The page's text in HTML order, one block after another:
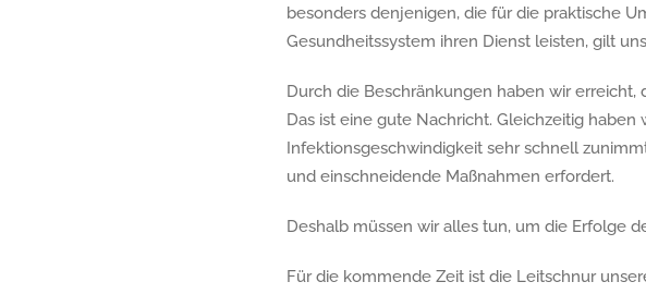
besonders denjenigen, die für die praktische
Gesundheitssystem ihren Dienst leisten, gilt
Durch die Beschränkungen haben wir
Das ist eine gute Nachricht. Gleichzeitig
Infektionsgeschwindigkeit sehr schnell
und einschneidende Maßnahmen erfordert.
Deshalb müssen wir alles tun, um die Erfolge
Für die kommende Zeit ist die Leitschnur